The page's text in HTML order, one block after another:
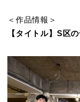
＜作品情報＞
【タイトル】S区